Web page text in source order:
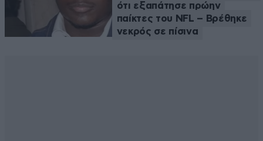
ότι εξαπάτησε πρώην
παίκτες του NFL – Βρέθηκε
νεκρός σε πίσινα